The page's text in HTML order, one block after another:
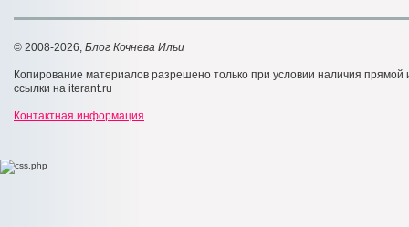
© 2008-2026, Блог Кочнева Ильи
Копирование материалов разрешено только при условии наличия прямой
ссылки на iterant.ru
Контактная информация